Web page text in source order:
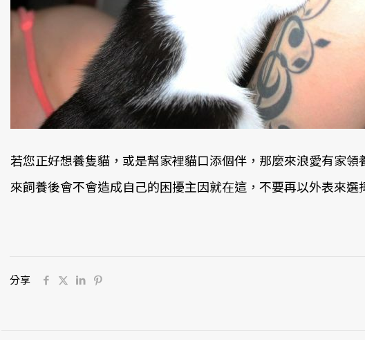
若您正好想養隻貓，或是幫家裡貓口添個伴，那麼來浪愛有家
來飼養後會不會造成自己的困擾主因就在這，不要再以外表來選
分享